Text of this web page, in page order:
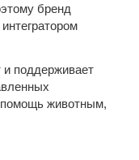
бренд
и поддерживает
помощь животным,